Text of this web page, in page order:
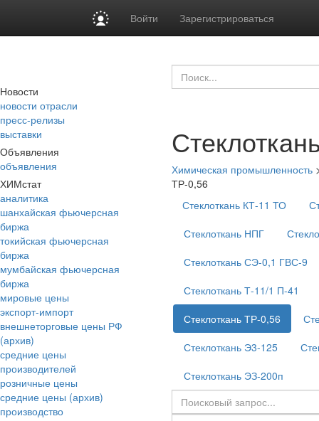
Войти Зарегистрироваться
Новости
новости отрасли
пресс-релизы
выставки
Объявления
объявления
ХИМстат
аналитика
шанхайская фьючерсная
биржа
токийская фьючерсная
биржа
мумбайская фьючерсная
биржа
мировые цены
экспорт-импорт
внешнеторговые цены РФ
(архив)
средние цены
производителей
розничные цены
средние цены (архив)
производство
Химическая промышленность
ТР-0,56
Стеклоткань КТ-11 ТО
Стеклоткань НПГ
Стеклоткань СЭ-0,1 ГВС-9
Стеклоткань Т-11/1 П-41
Стеклоткань ТР-0,56
Стеклоткань Э3-125
Стеклоткань ЭЗ-200п